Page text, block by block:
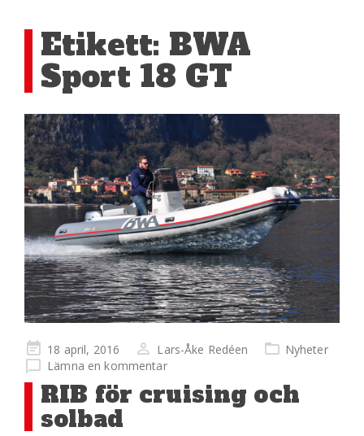
Etikett: BWA
Sport 18 GT
Publicerad
på
18 april, 2016 Lars-Åke Redéen
Nyheter
Lämna en kommentar
RIB för cruising och
solbad